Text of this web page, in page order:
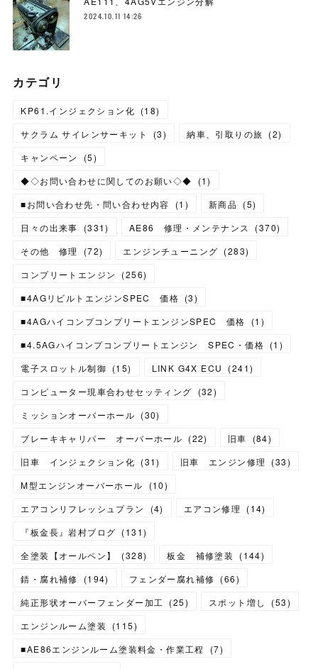
2024.10.11 14:26
カテゴリ
KP61.インジェクション化 (18)
サクラム サイレンサーキット
(3) 納車、引取りの旅 (2)
キャンペーン
(5)
◆◇お問い合わせに関してのお願い◇◆
(1)
■お問い合わせ先・問い合わせ内容
(1 ) 新商品 (5)
日々の出来事
(331) AE86 修理・メンテナンス (370)
その他 修理
(72) エンジンチューニング (283)
コンプリートエンジン
(256)
■4AGリビルトエンジンSPEC 価格 (3)
■4AGハイコンプコンプリートエンジンSPEC 価格
(1 )
■4.5AGハイコンプコンプリートエンジン SPEC・価格 (1 )
電子スロットル制御 (15) LINK G4X ECU (241)
コンピューター現車合わせセッティング
(32)
ミッションオーバーホール (30)
ブレーキキャリパー オーバーホール (22) 旧車 (84)
旧車 インジェクション化 (31) 旧車 エンジン修理 (33)
M型エンジンオーバーホール
(10)
エアコンリフレッシュプラン
(4) エアコン修理 (14)
『板金長』岩村ブログ (131)
全塗装【オールペン】
(328) 板金 補修塗装 (144)
錆・腐れ補修
(194) フェンダー腐れ補修 (66)
純正形状オーバーフェンダー加工
(25) スポット増し (53)
エンジンルーム塗装
(115)
■AE86エンジンルーム塗装料金・作業工程
(7)